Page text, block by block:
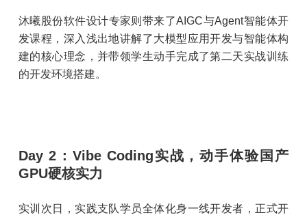
沐曦股份软件设计专家则带来了AIGC与Agent智能体开
发课程，深入浅出地讲解了大模型应用开发与智能体构
建的核心理念，并带领学生动手完成了第二天实战训练
的开发环境搭建。
Day 2：Vibe Coding实战，动手体验国产
GPU硬核实力
实训次日，实践支队学员全体化身一线开发者，正式开